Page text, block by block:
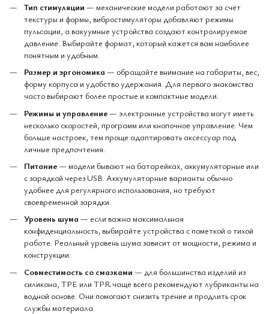
Тип стимуляции — механические модели работают за счёт
текстуры и формы, вибростимуляторы добавляют режимы
пульсации, а вакуумные устройства создают контролируемое
давление. Выбирайте формат, который кажется вам наиболее
понятным и удобным.
Размер и эргономика — обращайте внимание на габариты, вес,
форму корпуса и удобство удержания. Для первого знакомства
часто выбирают более простые и компактные модели.
Режимы и управление— электронные устройства могут иметь
несколько скоростей, программ или кнопочное управление. Чем
больше настроек, тем проще адаптировать аксессуар под
личные предпочтения.
Питание— модели бывают на батарейках, аккумуляторные или
с зарядкой через USB. Аккумуляторные варианты обычно
удобнее для регулярного использования, но требуют
своевременной зарядки.
Уровень шума — если важна максимальная
конфиденциальность, выбирайте устройства с пометкой о тихой
работе. Реальный уровень шума зависит от мощности, режима и
конструкции.
Совместимость со смазками — для большинства изделий из
силикона, TPE или TPR чаще всего рекомендуют лубриканты на
водной основе. Они помогают снизить трение и продлить срок
службы материала.